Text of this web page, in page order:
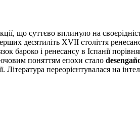
що суттєво вплинуло на
десятиліть XVII століття
бароко і ренесансу в Іспанії
поняттям епохи стало
переорієнтувалася на